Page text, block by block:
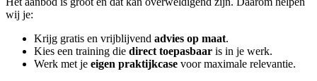
wij je:
Krijg gratis en vrijblijvend advies op maat.
Kies een training die direct toepasbaar is in je werk.
Werk met je eigen praktijkcase voor maximale relevantie.